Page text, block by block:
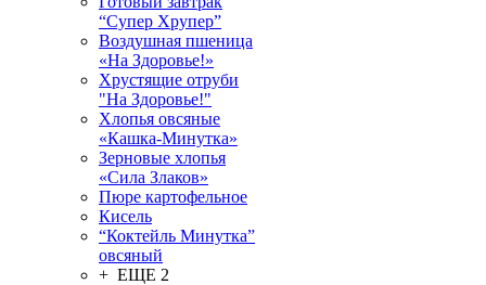
“Супер Хрупер”
Воздушная пшеница
«На Здоровье!»
Хрустящие отруби
"На Здоровье!"
Хлопья овсяные
«Кашка-Минутка»
Зерновые хлопья
«Сила Злаков»
Пюре картофельное
Кисель
“Коктейль Минутка”
овсяный
+ ЕЩЕ 2